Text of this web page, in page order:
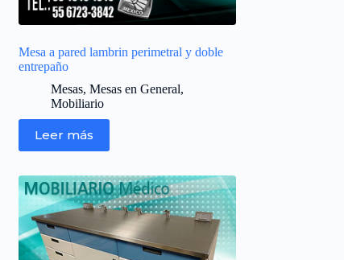
Mesa a pared lambrin perimetral y doble
entrepaño
Mesas, Mesas en General,
Mobiliario
Leer más